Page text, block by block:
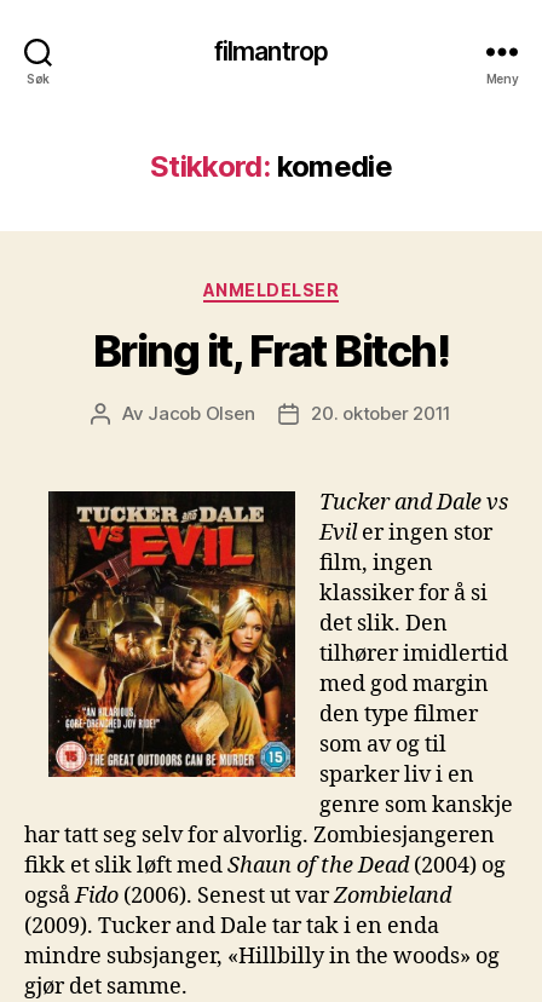
Søk
filmantrop
Meny
Stikkord: komedie
Kategorier
ANMELDELSER
Bring it, Frat Bitch!
Innleggsforfatter
Av Jacob Olsen Publiseringsdato
20. oktober 2011
Tucker and Dale vs
Eviler ingen stor
film, ingen
klassiker for å si
det slik. Den
tilhører imidlertid
med god margin
den type filmer
som av og til
sparker liv i en
genre som kanskje
har tatt seg selv for alvorlig. Zombiesjangeren
fikk et slik løft medShaun of the Dead(2004) og
ogsåFido (2006). Senest ut varZombieland
(2009). Tucker and Dale tar tak i en enda
mindre subsjanger, «Hillbilly in the woods» og
gjør det samme.